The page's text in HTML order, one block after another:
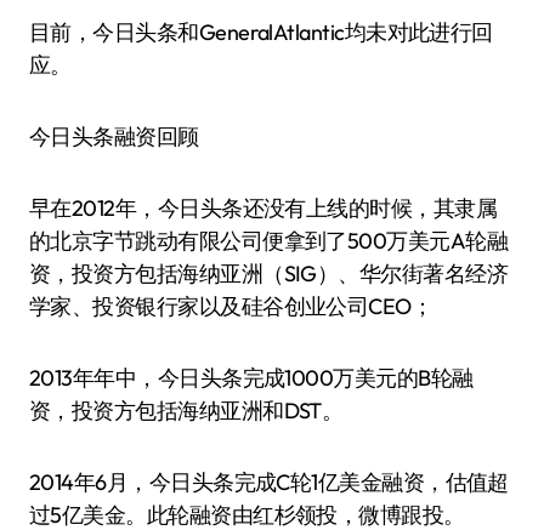
目前，今日头条和GeneralAtlantic均未对此进行回
应。
今日头条融资回顾
早在2012年，今日头条还没有上线的时候，其隶属
的北京字节跳动有限公司便拿到了500万美元A轮融
资，投资方包括海纳亚洲（SIG）、华尔街著名经济
学家、投资银行家以及硅谷创业公司CEO；
2013年年中，今日头条完成1000万美元的B轮融
资，投资方包括海纳亚洲和DST。
2014年6月，今日头条完成C轮1亿美金融资，估值超
过5亿美金。此轮融资由红杉领投，微博跟投。